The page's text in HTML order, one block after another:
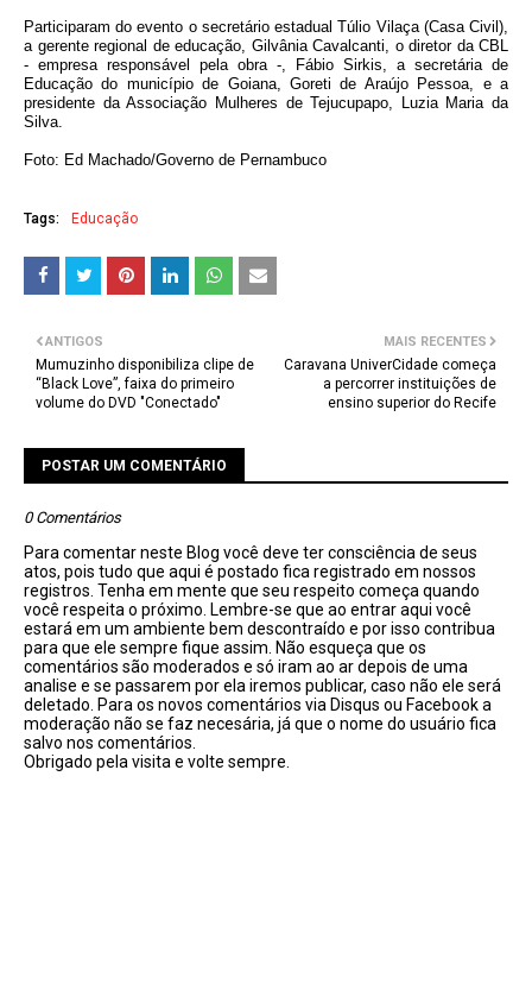
Participaram do evento o secretário estadual Túlio Vilaça (Casa Civil),
a gerente regional de educação, Gilvânia Cavalcanti, o diretor da CBL
- empresa responsável pela obra -, Fábio Sirkis, a secretária de
Educação do município de Goiana, Goreti de Araújo Pessoa, e a
presidente da Associação Mulheres de Tejucupapo, Luzia Maria da
Silva.
Foto: Ed Machado/Governo de Pernambuco
Tags: Educação
MAIS RECENTES
Caravana UniverCidade começa
a percorrer instituições de
ensino superior do Recife
ANTIGOS
Mumuzinho disponibiliza clipe de
“Black Love”, faixa do primeiro
volume do DVD "Conectado"
POSTAR UM COMENTÁRIO
0 Comentários
Para comentar neste Blog você deve ter consciência de seus
atos, pois tudo que aqui é postado fica registrado em nossos
registros. Tenha em mente que seu respeito começa quando
você respeita o próximo. Lembre-se que ao entrar aqui você
estará em um ambiente bem descontraído e por isso contribua
para que ele sempre fique assim. Não esqueça que os
comentários são moderados e só iram ao ar depois de uma
analise e se passarem por ela iremos publicar, caso não ele será
deletado. Para os novos comentários via Disqus ou Facebook a
moderação não se faz necesária, já que o nome do usuário fica
salvo nos comentários.
Obrigado pela visita e volte sempre.